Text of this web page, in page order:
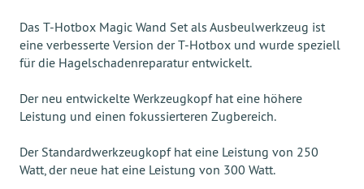
Das T-Hotbox Magic Wand Set als Ausbeulwerkzeug ist
eine verbesserte Version der T-Hotbox und wurde speziell
für die Hagelschadenreparatur entwickelt.
Der neu entwickelte Werkzeugkopf hat eine höhere
Leistung und einen fokussierteren Zugbereich.
Der Standardwerkzeugkopf hat eine Leistung von 250
Watt, der neue hat eine Leistung von 300 Watt.